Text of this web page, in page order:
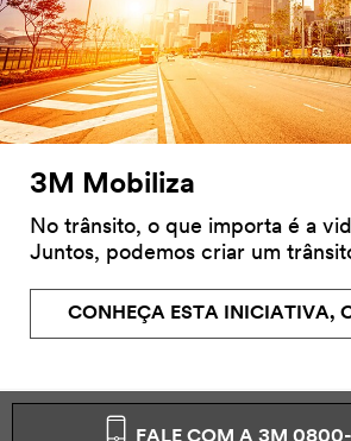
3M Mobiliza
No trânsito, o que importa é a
Juntos, podemos criar um
CONHEÇA ESTA INICIATIVA,